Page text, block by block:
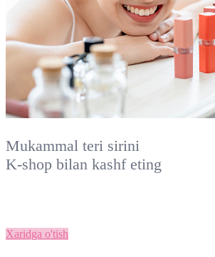
Mukammal teri sirini
K-shop bilan kashf eting
Xaridga o'tish